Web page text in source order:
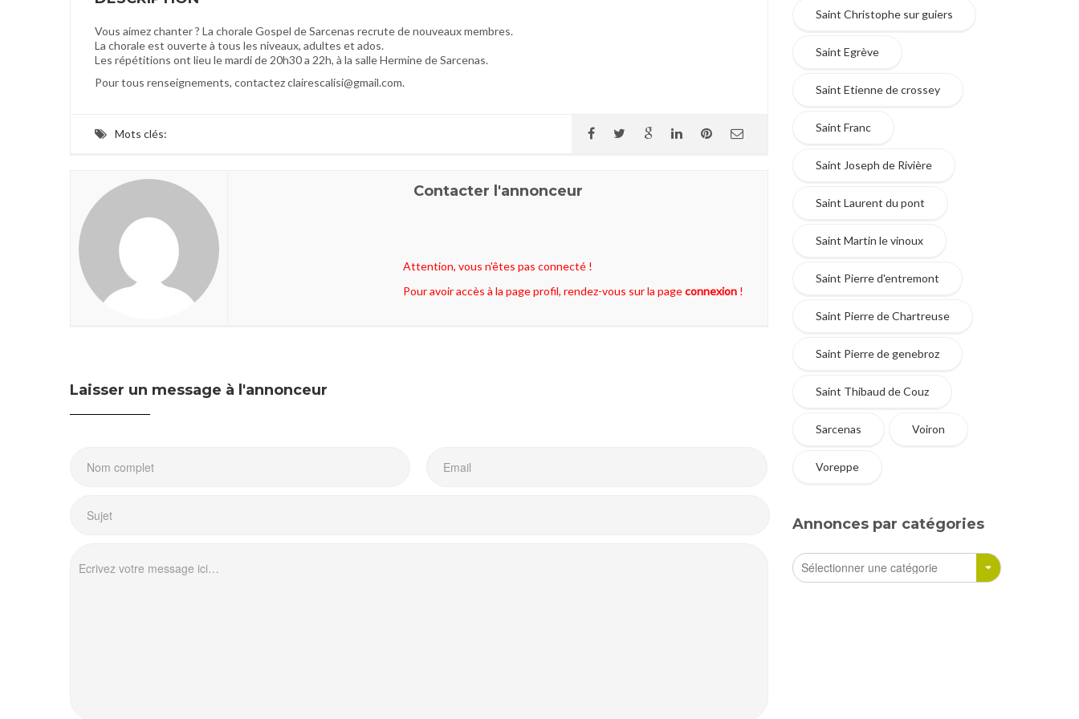
Vous aimez chanter ? La chorale Gospel de Sarcenas recrute de nouveaux membres.
La chorale est ouverte à tous les niveaux, adultes et ados.
Les répétitions ont lieu le mardi de 20h30 a 22h, à la salle Hermine de Sarcenas.
Pour tous renseignements, contactez clairescalisi@gmail.com.
Mots clés:
Contacter l'annonceur
Attention, vous n'êtes pas connecté !
Pour avoir accès à la page profil, rendez-vous sur la pageconnexion !
Laisser un message à l'annonceur
Saint Christophe sur guiers
Saint Egrève
Saint Etienne de crossey
Saint Franc
Saint Joseph de Rivière
Saint Laurent du pont
Saint Martin le vinoux
Saint Pierre d'entremont
Saint Pierre de Chartreuse
Saint Pierre de genebroz
Saint Thibaud de Couz
Sarcenas Voiron
Voreppe
Annonces par catégories